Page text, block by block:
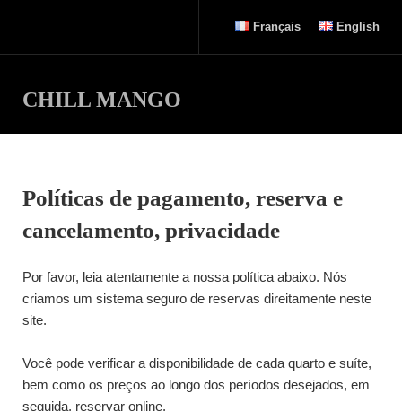
Français English
CHILL MANGO
Políticas de pagamento, reserva e
cancelamento, privacidade
Por favor, leia atentamente a nossa política abaixo. Nós
criamos um sistema seguro de reservas direitamente neste
site.
Você pode verificar a disponibilidade de cada quarto e suíte,
bem como os preços ao longo dos períodos desejados, em
seguida, reservar online.